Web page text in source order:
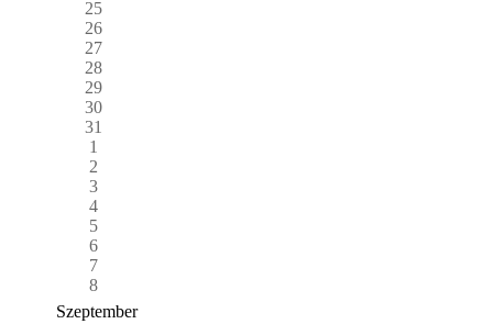
25
26
27
28
29
30
31
1
2
3
4
5
6
7
8
Szeptember